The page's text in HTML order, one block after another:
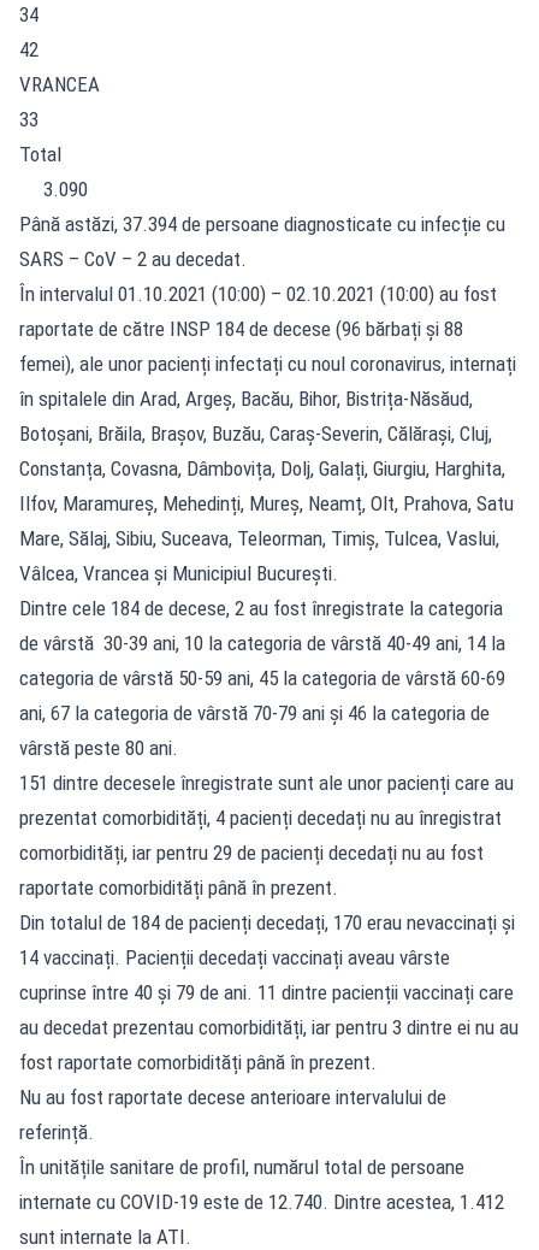
34
42
VRANCEA
33
Total
3.090
Până astăzi, 37.394 de persoane diagnosticate cu infecție cu
SARS – CoV – 2 au decedat.
În intervalul 01.10.2021 (10:00) – 02.10.2021 (10:00) au fost
raportate de către INSP 184 de decese (96 bărbați și 88
femei), ale unor pacienți infectați cu noul coronavirus, internați
în spitalele din Arad, Argeș, Bacău, Bihor, Bistrița-Năsăud,
Botoșani, Brăila, Brașov, Buzău, Caraș-Severin, Călărași, Cluj,
Constanța, Covasna, Dâmbovița, Dolj, Galați, Giurgiu, Harghita,
Ilfov, Maramureș, Mehedinți, Mureș, Neamț, Olt, Prahova, Satu
Mare, Sălaj, Sibiu, Suceava, Teleorman, Timiș, Tulcea, Vaslui,
Vâlcea, Vrancea și Municipiul București.
Dintre cele 184 de decese, 2 au fost înregistrate la categoria
de vârstă 30-39 ani, 10 la categoria de vârstă 40-49 ani, 14 la
categoria de vârstă 50-59 ani, 45 la categoria de vârstă 60-69
ani, 67 la categoria de vârstă 70-79 ani și 46 la categoria de
vârstă peste 80 ani.
151 dintre decesele înregistrate sunt ale unor pacienți care au
prezentat comorbidități, 4 pacienți decedați nu au înregistrat
comorbidități, iar pentru 29 de pacienți decedați nu au fost
raportate comorbidități până în prezent.
Din totalul de 184 de pacienți decedați, 170 erau nevaccinați și
14 vaccinați. Pacienții decedați vaccinați aveau vârste
cuprinse între 40 și 79 de ani. 11 dintre pacienții vaccinați care
au decedat prezentau comorbidități, iar pentru 3 dintre ei nu au
fost raportate comorbidități până în prezent.
Nu au fost raportate decese anterioare intervalului de
referință.
În unitățile sanitare de profil, numărul total de persoane
internate cu COVID-19 este de 12.740. Dintre acestea, 1.412
sunt internate la ATI.